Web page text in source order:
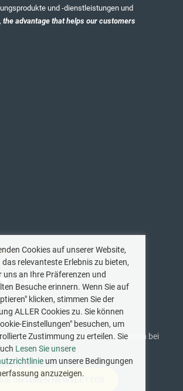
und -dienstleistungen und
the advantage that helps our customers
neuesten Innovationen und Neuigkeiten bei
UNSEREN NEWSLETTER
Cookies auf unserer Website,
das relevanteste Erlebnis zu bieten,
uns an Ihre Präferenzen und
Besuche erinnern. Wenn Sie auf
klicken, stimmen Sie der
ALLER Cookies zu. Sie können
Einstellungen" besuchen, um
Zustimmung zu erteilen. Sie
Lesen Sie unsere
um unsere Bedingungen
anzuzeigen.